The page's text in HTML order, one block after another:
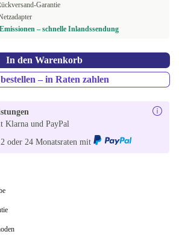
Garantie
– schnelle Inlandssendung
In den Warenkorb
– in Raten zahlen
Klarna und PayPal
oder 24 Monatsraten mit